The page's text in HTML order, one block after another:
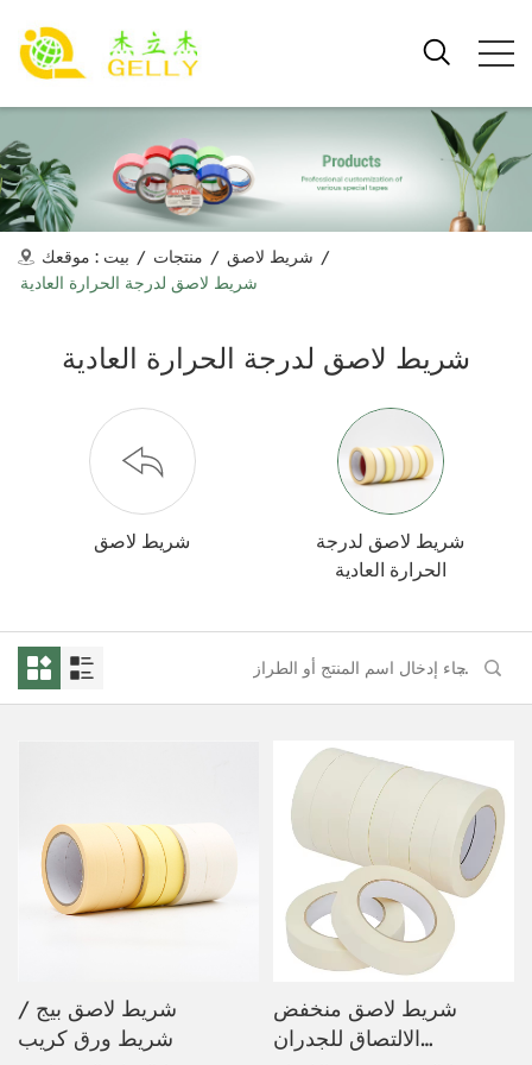
موقعك : بيت / منتجات / شريط لاصق /
شريط لاصق لدرجة الحرارة العادية
شريط لاصق لدرجة الحرارة العادية
شريط لاصق
شريط لاصق لدرجة
الحرارة العادية
شريط لاصق بيج /
شريط ورق كريب
شريط لاصق منخفض
الالتصاق للجدران